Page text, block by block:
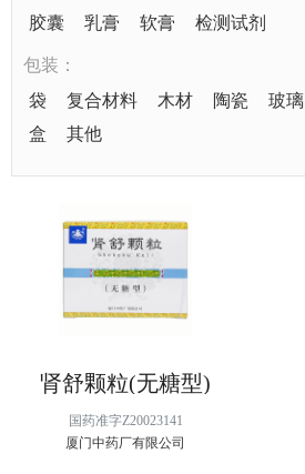
胶囊
乳膏 软膏 检测试剂
包装：
袋
复合材料 木材 陶瓷 玻璃
盒
其他
肾舒颗粒(无糖型)
国药准字Z20023141
厦门中药厂有限公司